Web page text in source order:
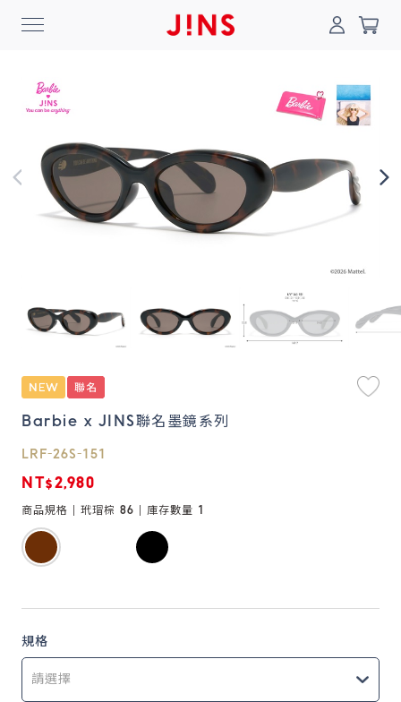
登入/註冊 門市一覽
最新消息
Collection
Online Shop
鏡片說明
Lens
常見問題
FAQ
0
Barbie x JINS聯名墨鏡系列
LRF-26S-151
NT$2,980
商品規格 | 玳瑁棕 86 | 庫存數量 1
規格